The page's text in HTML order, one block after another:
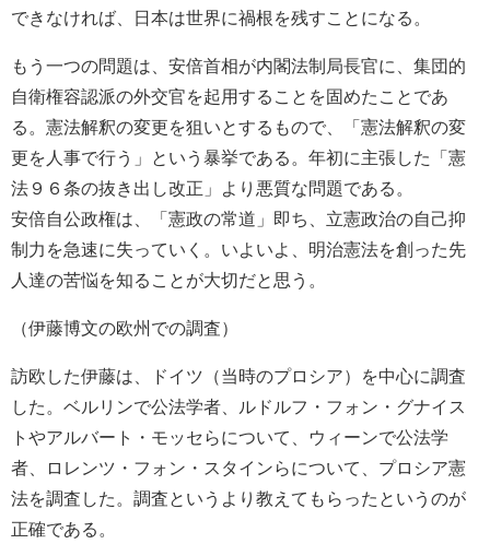
できなければ、日本は世界に禍根を残すことになる。
もう一つの問題は、安倍首相が内閣法制局長官に、集団的
自衛権容認派の外交官を起用することを固めたことであ
る。憲法解釈の変更を狙いとするもので、「憲法解釈の変
更を人事で行う」という暴挙である。年初に主張した「憲
法９６条の抜き出し改正」より悪質な問題である。
安倍自公政権は、「憲政の常道」即ち、立憲政治の自己抑
制力を急速に失っていく。いよいよ、明治憲法を創った先
人達の苦悩を知ることが大切だと思う。
（伊藤博文の欧州での調査）
訪欧した伊藤は、ドイツ（当時のプロシア）を中心に調査
した。ベルリンで公法学者、ルドルフ・フォン・グナイス
トやアルバート・モッセらについて、ウィーンで公法学
者、ロレンツ・フォン・スタインらについて、プロシア憲
法を調査した。調査というより教えてもらったというのが
正確である。